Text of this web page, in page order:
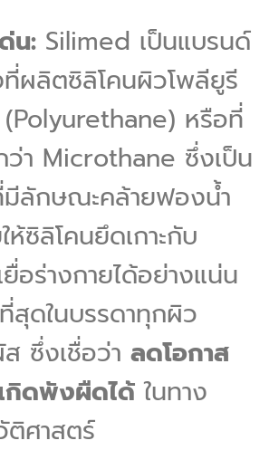
น:Silimed เป็นแบรนด์
ผลิตซิลิโคนผิวโพลียูรี
(Polyurethane) หรือที่
ว่า Microthane ซึ่งเป็น
ลักษณะคล้ายฟองน้ำ
ห้ซิลิโคนยึดเกาะกับ
ยื่อร่างกายได้อย่างแน่น
สุดในบรรดาทุกผิว
ซึ่งเชื่อว่า ลดโอกาส
กิดพังผืดได้ในทาง
ติศาสตร์